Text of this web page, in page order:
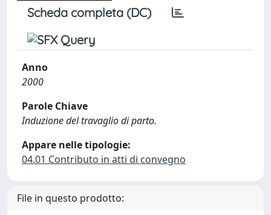
Scheda completa (DC)
Anno
2000
Parole Chiave
Induzione del travaglio di parto.
Appare nelle tipologie:
04.01 Contributo in atti di convegno
File in questo prodotto: